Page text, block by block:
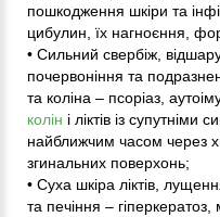
пошкодження шкіри та
цибулин, їх нагноєння,
• Сильний свербіж,
почервоніння та
та коліна – псоріаз,
колін і ліктів із
найближчим часом через
згинальних поверхонь;
• Суха шкіра ліктів,
та печіння –